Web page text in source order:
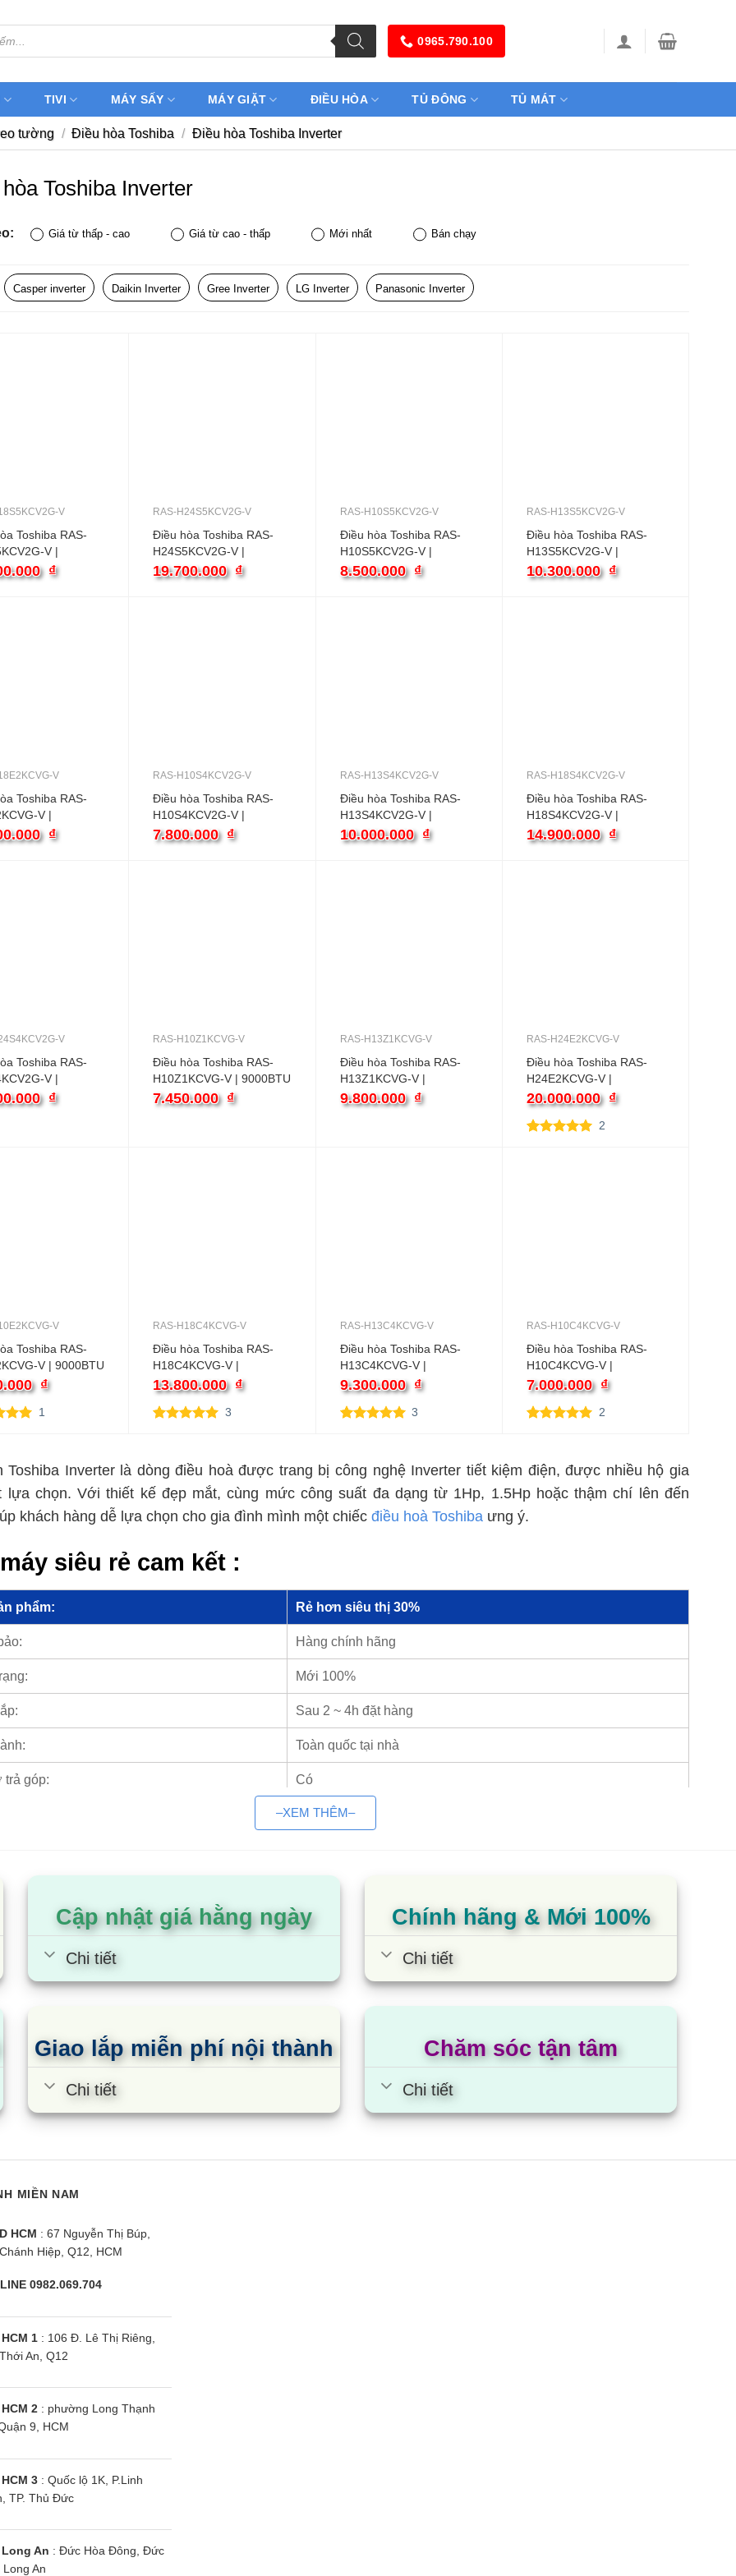
0965.790.100
TIVI MÁY SẤY MÁY GIẶT ĐIỀU HÒA TỦ ĐÔNG TỦ MÁT
tường / Điều hòa Toshiba / Điều hòa Toshiba Inverter
Toshiba Inverter
Giá từ thấp - cao Giá từ cao - thấp Mới nhất Bán chạy
Casper inverter Daikin Inverter Gree Inverter LG Inverter Panasonic Inverter
V
Toshiba RAS-
V |
1 chiều
₫
RAS-H24S5KCV2G-V
Điều hòa Toshiba RAS-
H24S5KCV2G-V |
24000BTU 1 chiều
inverter
19.700.000 ₫
RAS-H10S5KCV2G-V
Điều hòa Toshiba RAS-
H10S5KCV2G-V |
9000BTU 1 chiều inverter
8.500.000 ₫
RAS-H13S5KCV2G-V
Điều hòa Toshiba RAS-
H13S5KCV2G-V |
12000BTU 1 chiều
inverter
10.300.000 ₫
V
Toshiba RAS-
V |
1 chiều
₫
RAS-H10S4KCV2G-V
Điều hòa Toshiba RAS-
H10S4KCV2G-V |
9000BTU 1 chiều inverter
7.800.000 ₫
RAS-H13S4KCV2G-V
Điều hòa Toshiba RAS-
H13S4KCV2G-V |
12000BTU 1 chiều
inverter
10.000.000 ₫
RAS-H18S4KCV2G-V
Điều hòa Toshiba RAS-
H18S4KCV2G-V |
18000BTU 1 chiều
inverter
14.900.000 ₫
V
Toshiba RAS-
V |
1 chiều
₫
RAS-H10Z1KCVG-V
Điều hòa Toshiba RAS-
H10Z1KCVG-V | 9000BTU
1 chiều inverter
7.450.000 ₫
RAS-H13Z1KCVG-V
Điều hòa Toshiba RAS-
H13Z1KCVG-V |
12000BTU 1 chiều
inverter
9.800.000 ₫
RAS-H24E2KCVG-V
Điều hòa Toshiba RAS-
H24E2KCVG-V |
24000BTU 1 chiều
inverter
20.000.000 ₫
2
V
Toshiba RAS-
V | 9000BTU
inverter
₫
1
RAS-H18C4KCVG-V
Điều hòa Toshiba RAS-
H18C4KCVG-V |
18000BTU 1 chiều
inverter
13.800.000 ₫
3
RAS-H13C4KCVG-V
Điều hòa Toshiba RAS-
H13C4KCVG-V |
12000BTU 1 chiều
inverter
9.300.000 ₫
3
RAS-H10C4KCVG-V
Điều hòa Toshiba RAS-
H10C4KCVG-V |
9000BTU 1 chiều inverter
7.000.000 ₫
2
Toshiba Inverter là dòng điều hoà được trang bị công nghệ Inverter tiết kiệm điện, được nhiều hộ gia
lựa chọn. Với thiết kế đẹp mắt, cùng mức công suất đa dạng từ 1Hp, 1.5Hp hoặc thậm chí lên đến
khách hàng dễ lựa chọn cho gia đình mình một chiếc điều hoà Toshiba ưng ý.
siêu rẻ cam kết :
phẩm: Rẻ hơn siêu thị 30%
Hàng chính hãng
Mới 100%
Sau 2 ~ 4h đặt hàng
Toàn quốc tại nhà
trả góp: Có
Máy Siêu Rẻ – Tổng kho máy lạnh Toshiba Inverter giá rẻ
hơn 10 năm trên thị trường, chúng tôi luôn mang đến cho khách hàng với chất lượng sản phẩm tốt
thị trường. Chúng tôi luôn cam kết rằng:
lạnh Toshiba Inverter xuất xứ rõ ràng
đai nguyên kiện
kiểm tra hàng trước khi thanh toán.
mà chúng tôi luôn nhận được niềm tin yêu từ nhiều khách hàng trên mọi miền tổ quốc.
–XEM THÊM–
Cập nhật giá hằng ngày
Chi tiết
Chính hãng & Mới 100%
Chi tiết
Giao lắp miễn phí nội thành
Chi tiết
Chăm sóc tận tâm
Chi tiết
MIỀN NAM
HCM : 67 Nguyễn Thị Búp,
Hiệp, Q12, HCM
0982.069.704
1: 106 Đ. Lê Thị Riêng,
An, Q12
2: phường Long Thạnh
9, HCM
3: Quốc lộ 1K, P.Linh
TP. Thủ Đức
An : Đức Hòa Đông, Đức
Long An